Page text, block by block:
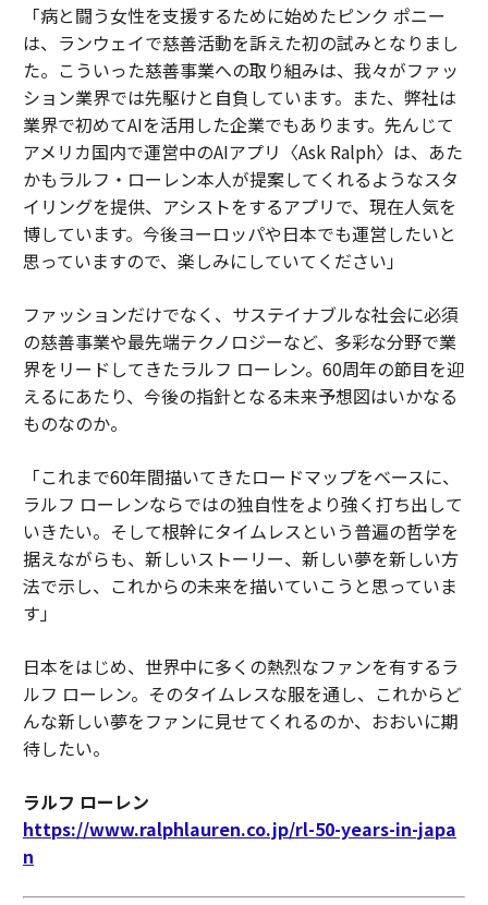
「病と闘う女性を支援するために始めたピンク ポニー
は、ランウェイで慈善活動を訴えた初の試みとなりまし
た。こういった慈善事業への取り組みは、我々がファッ
ション業界では先駆けと自負しています。また、弊社は
業界で初めてAIを活用した企業でもあります。先んじて
アメリカ国内で運営中のAIアプリ〈Ask Ralph〉は、あた
かもラルフ・ローレン本人が提案してくれるようなスタ
イリングを提供、アシストをするアプリで、現在人気を
博しています。今後ヨーロッパや日本でも運営したいと
思っていますので、楽しみにしていてください」
ファッションだけでなく、サステイナブルな社会に必須
の慈善事業や最先端テクノロジーなど、多彩な分野で業
界をリードしてきたラルフ ローレン。60周年の節目を迎
えるにあたり、今後の指針となる未来予想図はいかなる
ものなのか。
「これまで60年間描いてきたロードマップをベースに、
ラルフ ローレンならではの独自性をより強く打ち出して
いきたい。そして根幹にタイムレスという普遍の哲学を
据えながらも、新しいストーリー、新しい夢を新しい方
法で示し、これからの未来を描いていこうと思っていま
す」
日本をはじめ、世界中に多くの熱烈なファンを有するラ
ルフ ローレン。そのタイムレスな服を通し、これからど
んな新しい夢をファンに見せてくれるのか、おおいに期
待したい。
ラルフ ローレン
https://www.ralphlauren.co.jp/rl-50-years-in-japa
n